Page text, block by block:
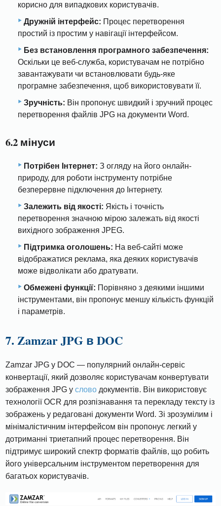
корисно для випадкових користувачів.
Дружній інтерфейс: Процес перетворення
простий із простим у навігації інтерфейсом.
Без встановлення програмного забезпечення:
Оскільки це веб-служба, користувачам не потрібно
завантажувати чи встановлювати будь-яке
програмне забезпечення, щоб використовувати її.
Зручність: Він пропонує швидкий і зручний процес
перетворення файлів JPG на документи Word.
6.2 мінуси
Потрібен Інтернет: З огляду на його онлайн-
природу, для роботи інструменту потрібне
безперервне підключення до Інтернету.
Залежить від якості: Якість і точність
перетворення значною мірою залежать від якості
вихідного зображення JPEG.
Підтримка оголошень: На веб-сайті може
відображатися реклама, яка деяких користувачів
може відволікати або дратувати.
Обмежені функції: Порівняно з деякими іншими
інструментами, він пропонує меншу кількість функцій
і параметрів.
7. Zamzar JPG в DOC
Zamzar JPG у DOC — популярний онлайн-сервіс
конвертації, який дозволяє користувачам конвертувати
зображення JPG услово документів. Він використовує
технології OCR для розпізнавання та перекладу тексту із
зображень у редаговані документи Word. Зі зрозумілим і
мінімалістичним інтерфейсом він пропонує легкий у
дотриманні триетапний процес перетворення. Він
підтримує широкий спектр форматів файлів, що робить
його універсальним інструментом перетворення для
багатьох користувачів.